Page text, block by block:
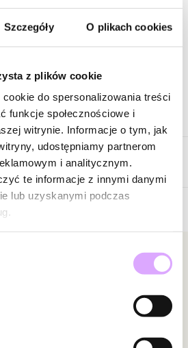
Szczegóły O plikach cookies
z plików cookie
do spersonalizowania treści
funkcje społecznościowe i
witrynie. Informacje o tym, jak
udostępniamy partnerom
i analitycznym.
te informacje z innymi danymi
lub uzyskanymi podczas
Steel and Shine
która podzieli się opinią o tym